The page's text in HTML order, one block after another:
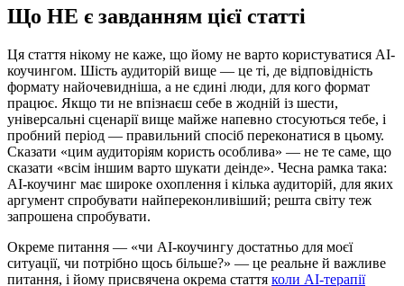
Що НЕ є завданням цієї статті
Ця стаття нікому не каже, що йому не варто користуватися AI-
коучингом. Шість аудиторій вище — це ті, де відповідність
формату найочевидніша, а не єдині люди, для кого формат
працює. Якщо ти не впізнаєш себе в жодній із шести,
універсальні сценарії вище майже напевно стосуються тебе, і
пробний період — правильний спосіб переконатися в цьому.
Сказати «цим аудиторіям користь особлива» — не те саме, що
сказати «всім іншим варто шукати деінде». Чесна рамка така:
AI-коучинг має широке охоплення і кілька аудиторій, для яких
аргумент спробувати найпереконливіший; решта світу теж
запрошена спробувати.
Окреме питання — «чи AI-коучингу достатньо для моєї
ситуації, чи потрібно щось більше?» — це реальне й важливе
питання, і йому присвячена окрема стаття коли AI-терапії